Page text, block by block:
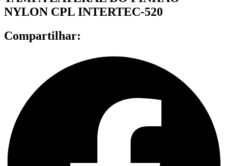
NYLON CPL INTERTEC-520
Compartilhar: